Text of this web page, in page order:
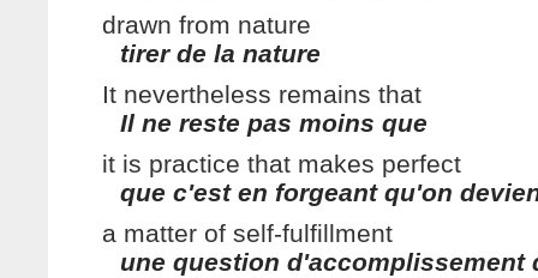
drawn from nature
tirer de la nature
It nevertheless remains that
Il ne reste pas moins que
it is practice that makes perfect
que c'est en forgeant qu'on
a matter of self-fulfillment
une question d'accomplissement